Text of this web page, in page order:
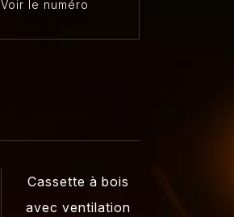
Voir le numéro
Cassette à bois
avec ventilation